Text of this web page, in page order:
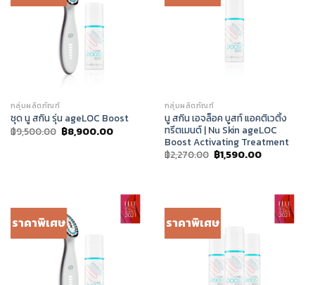
กลุ่มผลิตภัณฑ์
ชุด นู สกิน รุ่น ageLOC Boost
฿9,500.00 Original
price
฿8,900.00Current
กลุ่มผลิตภัณฑ์
นู สกิน เอจล็อค บูสท์ แอคติเวติ้ง
ทรีตเมนต์ | Nu Skin ageLOC
Boost Activating Treatment
฿2,270.00 Original
price
฿1,590.00Current
ราคาพิเศษ ราคาพิเศษ